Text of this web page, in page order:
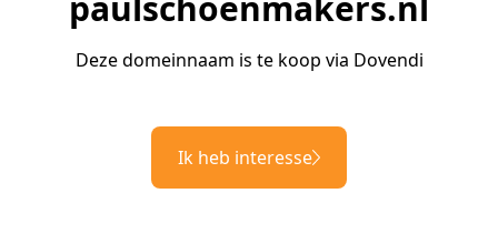
Deze domeinnaam is te koop via Dovendi
Ik heb interesse